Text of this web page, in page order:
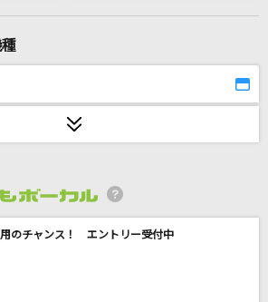
宣伝部)
グとビターステップ
のチャンス！ エントリー受付中